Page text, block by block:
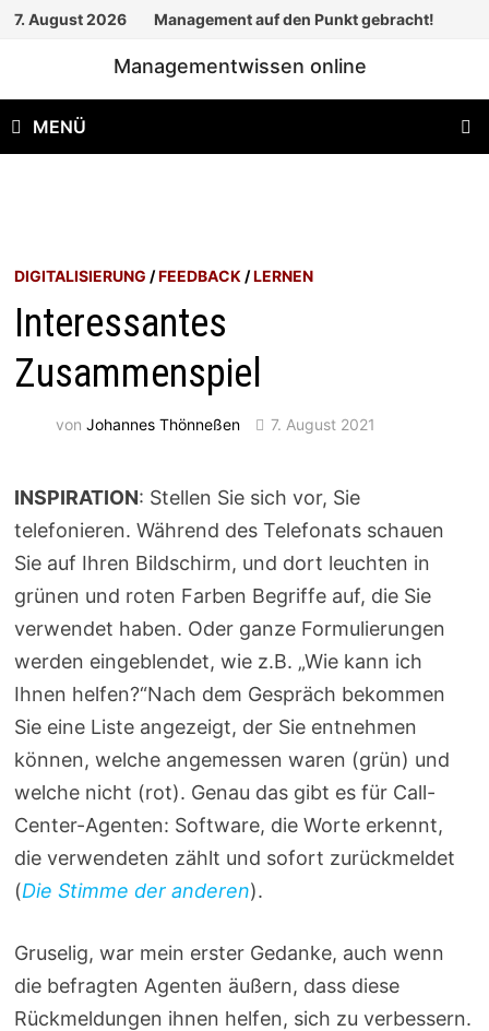
Zum
7. August 2026 Management auf den Punkt gebracht!
Managementwissen online
MENÜ
DIGITALISIERUNG /FEEDBACK /LERNEN
Interessantes
Zusammenspiel
vonJohannes Thönneßen 7. August 2021
INSPIRATION: Stellen Sie sich vor, Sie
telefonieren. Während des Telefonats schauen
Sie auf Ihren Bildschirm, und dort leuchten in
grünen und roten Farben Begriffe auf, die Sie
verwendet haben. Oder ganze Formulierungen
werden eingeblendet, wie z.B. „Wie kann ich
Ihnen helfen?“Nach dem Gespräch bekommen
Sie eine Liste angezeigt, der Sie entnehmen
können, welche angemessen waren (grün) und
welche nicht (rot). Genau das gibt es für Call-
Center-Agenten: Software, die Worte erkennt,
die verwendeten zählt und sofort zurückmeldet
(Die Stimme der anderen).
Gruselig, war mein erster Gedanke, auch wenn
die befragten Agenten äußern, dass diese
Rückmeldungen ihnen helfen, sich zu verbessern.